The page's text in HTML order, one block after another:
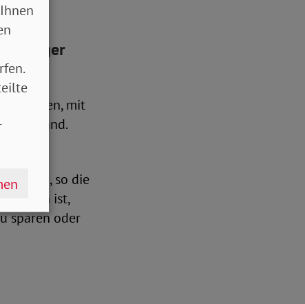
häufiger
mit
so die
möglich ist,
sparen oder